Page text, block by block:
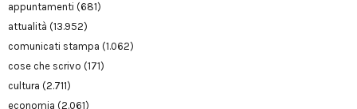
appuntamenti (681)
attualità (13.952)
comunicati stampa (1.062)
cose che scrivo (171)
cultura (2.711)
economia (2.061)